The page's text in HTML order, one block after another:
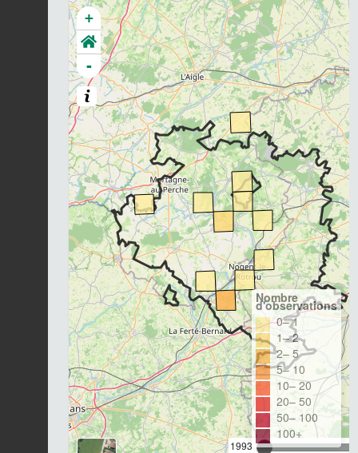
+
-
1993
Nombre
d'observations
0– 1
1– 2
2– 5
5– 10
10– 20
20– 50
50– 100
100+